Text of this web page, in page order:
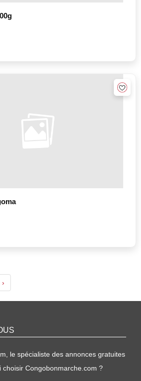
›
le spécialiste des annonces gratuites
choisir Congobonmarche.com ?